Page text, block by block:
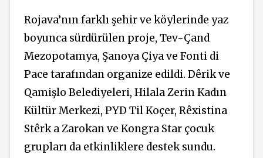
Rojava’nın farklı şehir ve köylerinde yaz
boyunca sürdürülen proje, Tev-Çand
Mezopotamya, Şanoya Çiya ve Fonti di
Pace tarafından organize edildi. Dêrik ve
Qamişlo Belediyeleri, Hilala Zerin Kadın
Kültür Merkezi, PYD Til Koçer, Rêxistina
Stêrk a Zarokan ve Kongra Star çocuk
grupları da etkinliklere destek sundu.